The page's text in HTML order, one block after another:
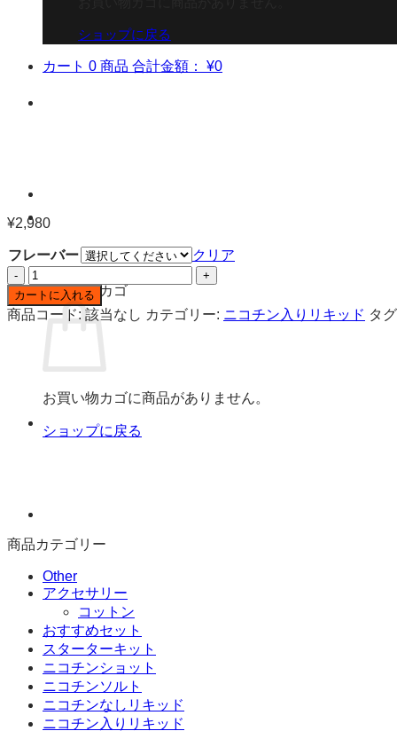
ショップに戻る
カート 0 商品 合計金額： ¥0
お買い物カゴ
お買い物カゴに商品がありません。
ショップに戻る
¥2,980
フレーバー
クリア
JELLY
YOYO
フ
リ
3mg
カートに入れる
商品コード: 該当なし カテゴリー: ニコチン入りリキッド タ
商品カテゴリー
Other
アクセサリー
コットン
おすすめセット
スターターキット
ニコチンショット
ニコチンソルト
ニコチンなしリキッド
ニコチン入りリキッド